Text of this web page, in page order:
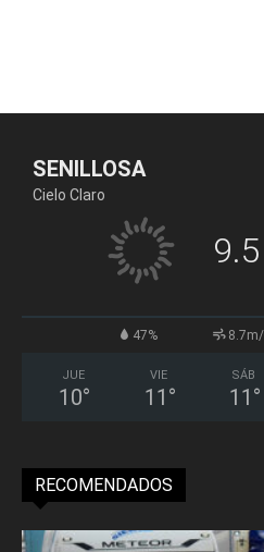
SENILLOSA
Cielo Claro
9.5
47%
JUE
10°
VIE
11 °
SÁB
11 °
RECOMENDADOS